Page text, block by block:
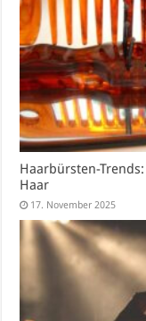
Haarbürsten-
Haar
17. November 2025